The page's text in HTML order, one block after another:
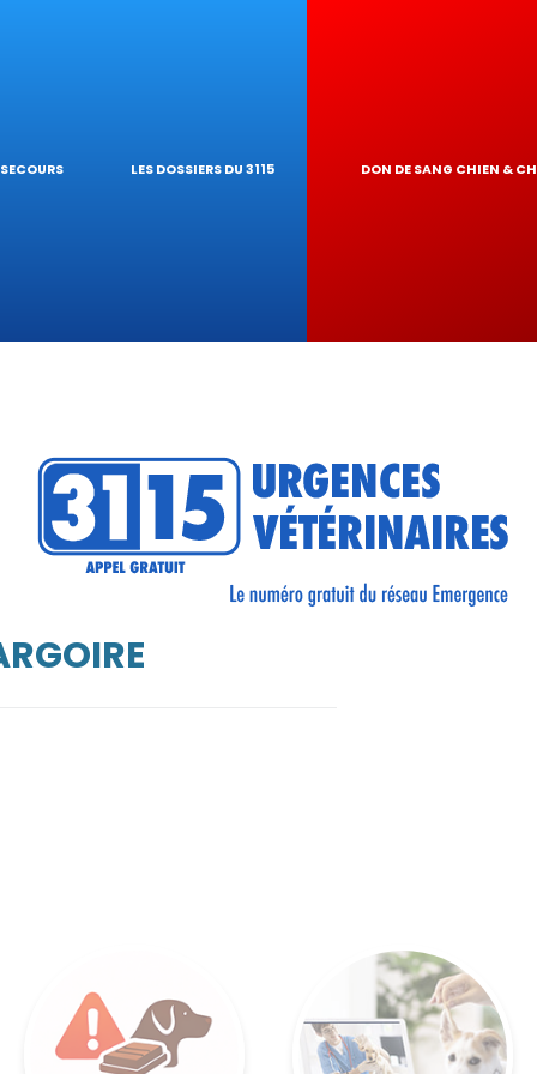
RÉSEAU
DE
LES DOSSIERS DU 3115 DON DE SANG CHIEN &